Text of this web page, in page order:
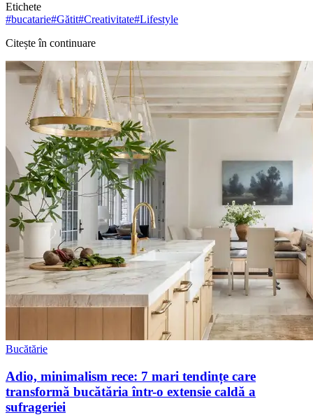
Etichete
#bucatarie#Gătit#Creativitate#Lifestyle
Citește în continuare
Bucătărie
Adio, minimalism rece: 7 mari tendințe care
transformă bucătăria într-o extensie caldă a
sufrageriei